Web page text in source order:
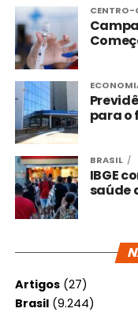
CENTRO-
para o
BRASIL
IBGE
saúde
Artigos(27)
Brasil(9.244)